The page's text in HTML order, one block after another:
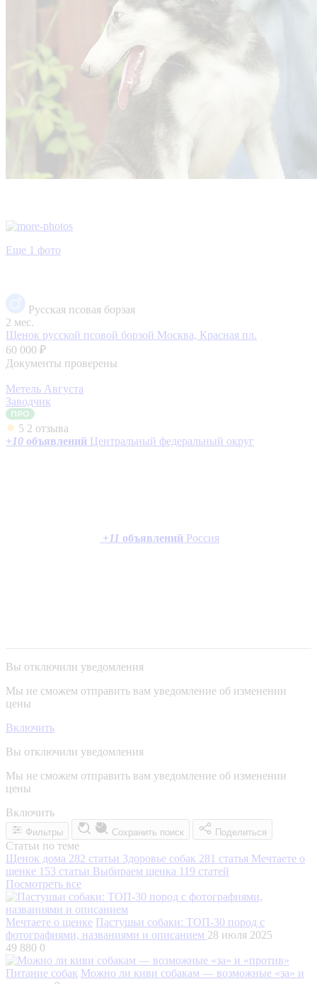
Еще 1 фото
Русская псовая борзая
2 мес.
Щенок русской псовой борзой Москва, Красная пл.
60 000 ₽
Документы проверены
Метель Августа
Заводчик
5 2 отзыва
+10 объявлений Центральный федеральный округ
+11 объявлений Россия
Вы отключили уведомления
Мы не сможем отправить вам уведомление об изменении
цены
Включить
Вы отключили уведомления
Мы не сможем отправить вам уведомление об изменении
цены
Включить
Фильтры Сохранить поиск Поделиться
Статьи по теме
Щенок дома 282 статьи Здоровье собак 281 статья Мечтаете о
щенке 153 статьи Выбираем щенка 119 статей
Посмотреть все
Мечтаете о щенке Пастушьи собаки: ТОП-30 пород с
фотографиями, названиями и описанием 28 июля 2025
49 880 0
Питание собак Можно ли киви собакам — возможные «за» и